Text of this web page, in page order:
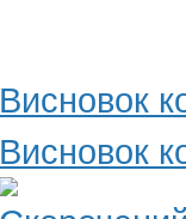
Висновок
Висновок